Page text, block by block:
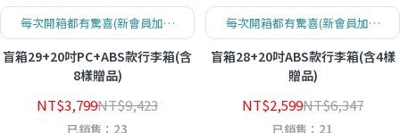
每次開箱都有驚喜(新會員加入
現領200紅利)
盲箱29+20吋PC+ABS款行李箱(含
8樣贈品)
NT$3,799NT$9,423
已銷售：23
每次開箱都有驚喜(新會員加入
現領200紅利)
盲箱28+20吋ABS款行李箱(含4樣
贈品)
NT$2,599NT$6,347
已銷售：21